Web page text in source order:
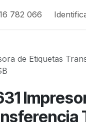
782 066
de Etiquetas